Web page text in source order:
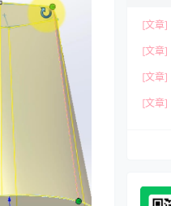
[文章]
[文章]
[文章]
[文章]